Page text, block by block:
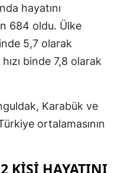
hayatını
684 oldu. Ülke
5,7 olarak
binde 7,8 olarak
Karabük ve
ortalamasının
KİŞİ HAYATINI